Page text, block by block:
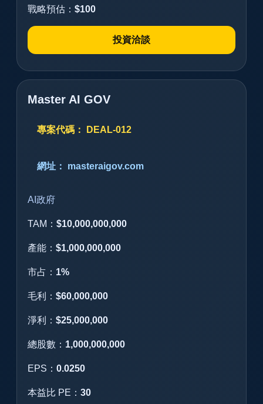
戰略預估： $100
投資洽談
Master AI GOV
專案代碼： DEAL-012
網址： masteraigov.com
AI政府
TAM： $10,000,000,000
產能： $1,000,000,000
市占： 1%
毛利： $60,000,000
淨利： $25,000,000
總股數： 1,000,000,000
EPS： 0.0250
本益比 PE： 30